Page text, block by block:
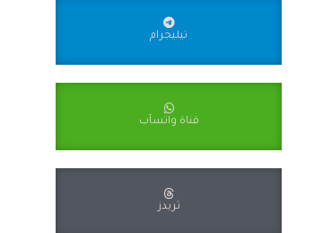
تيليجرام
قناة واتسآب
ثريدز